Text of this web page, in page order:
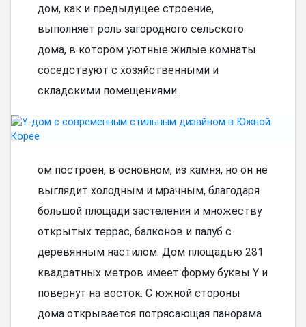
дом, как и предыдущее строение,
выполняет роль загородного сельского
дома, в котором уютные жилые комнаты
соседствуют с хозяйственными и
складскими помещениями.
ом построен, в основном, из камня, но он не
выглядит холодным и мрачным, благодаря
большой площади застеления и множеству
открытых террас, балконов и палуб с
деревянным настилом. Дом площадью 281
квадратных метров имеет форму буквы Y и
повернут на восток. С южной стороны
дома открывается потрясающая панорама